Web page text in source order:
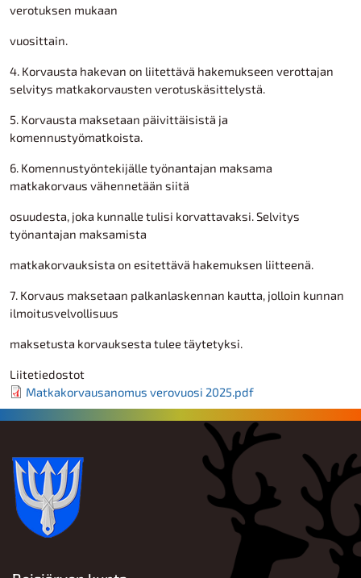
verotuksen mukaan
vuosittain.
4. Korvausta hakevan on liitettävä hakemukseen verottajan
selvitys matkakorvausten verotuskäsittelystä.
5. Korvausta maksetaan päivittäisistä ja
komennustyömatkoista.
6. Komennustyöntekijälle työnantajan maksama
matkakorvaus vähennetään siitä
osuudesta, joka kunnalle tulisi korvattavaksi. Selvitys
työnantajan maksamista
matkakorvauksista on esitettävä hakemuksen liitteenä.
7. Korvaus maksetaan palkanlaskennan kautta, jolloin kunnan
ilmoitusvelvollisuus
maksetusta korvauksesta tulee täytetyksi.
Liitetiedostot
Matkakorvausanomus verovuosi 2025.pdf